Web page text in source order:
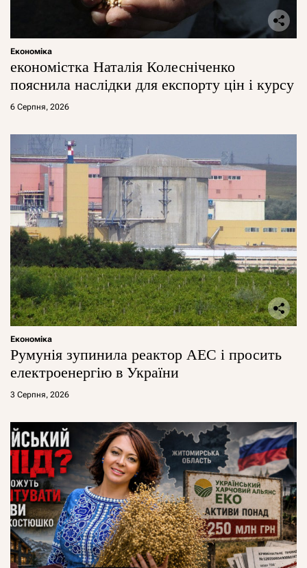
Економіка
економістка Наталія Колесніченко
пояснила наслідки для експорту цін і курсу
6 Серпня, 2026
Економіка
Румунія зупинила реактор АЕС і просить
електроенергію в України
3 Серпня, 2026